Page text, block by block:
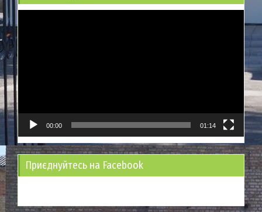
00:00 01:14
Приєднуйтесь на Facebook